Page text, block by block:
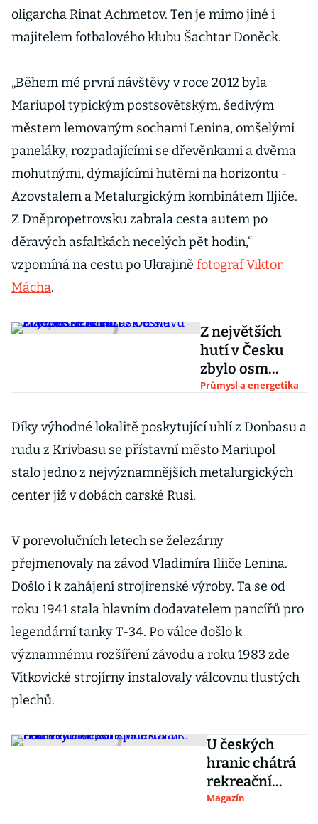
oligarcha Rinat Achmetov. Ten je mimo jiné i
majitelem fotbalového klubu Šachtar Doněck.
„Během mé první návštěvy v roce 2012 byla
Mariupol typickým postsovětským, šedivým
městem lemovaným sochami Lenina, omšelými
paneláky, rozpadajícími se dřevěnkami a dvěma
mohutnými, dýmajícími hutěmi na horizontu -
Azovstalem a Metalurgickým kombinátem Iljiče.
Z Dněpropetrovsku zabrala cesta autem po
děravých asfaltkách necelých pět hodin,“
vzpomíná na cestu po Ukrajině fotograf Viktor
Mácha.
Z největších
hutí v Česku
zbylo osm
kovářů.
zašlou slávu
kladenské oceli
Průmysl a energetika
Díky výhodné lokalitě poskytující uhlí z Donbasu a
rudu z Krivbasu se přístavní město Mariupol
stalo jedno z nejvýznamnějších metalurgických
center již v dobách carské Rusi.
V porevolučních letech se železárny
přejmenovaly na závod Vladimíra Iliiče Lenina.
Došlo i k zahájení strojírenské výroby. Ta se od
roku 1941 stala hlavním dodavatelem pancířů pro
legendární tanky T-34. Po válce došlo k
významnému rozšíření závodu a roku 1983 zde
Vítkovické strojírny instalovaly válcovnu tlustých
plechů.
U českých
hranic chátrá
rekreační
areál špiček
Magazín